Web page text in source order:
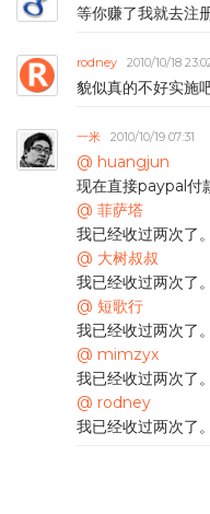
等你赚了我就去注
rodney 2010/10/18
貌似真的不好实施
一米 2010/10/19 07:31
@ huangjun
现在直接paypal付
@ 菲萨塔
我已经收过两次了。
@ 大树叔叔
我已经收过两次了。
@ 短歌行
我已经收过两次了。
@ mimzyx
我已经收过两次了
@ rodney
我已经收过两次了